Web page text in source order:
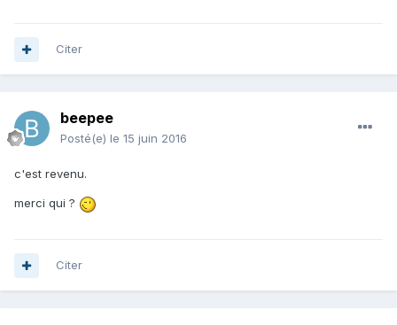
Citer
beepee
Posté(e) le 15 juin 2016
c'est revenu.
merci qui ?
Citer